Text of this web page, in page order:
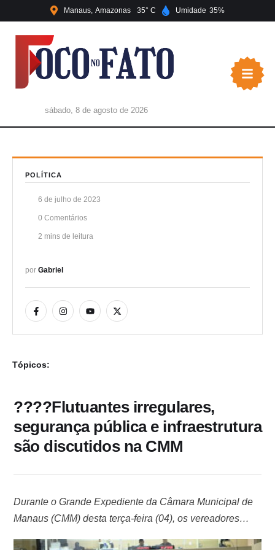
Manaus Amazonas 35 Umidade 35
sábado, 8 de agosto de 2026
POLÍTICA
6 de julho de 2023
0 Comentários
2 mins de leitura
por Gabriel
Tópicos:
????Flutuantes irregulares,
segurança pública e infraestrutura
são discutidos na CMM
Durante o Grande Expediente da Câmara Municipal de
Manaus (CMM) desta terça-feira (04), os vereadores